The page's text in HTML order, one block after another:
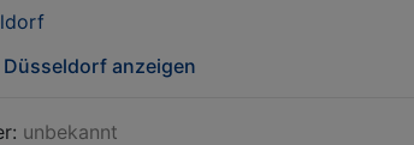
anzeigen
unbekannt